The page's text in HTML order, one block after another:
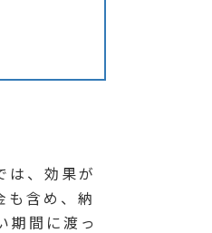
は、効果が
も含め、納
期間に渡っ